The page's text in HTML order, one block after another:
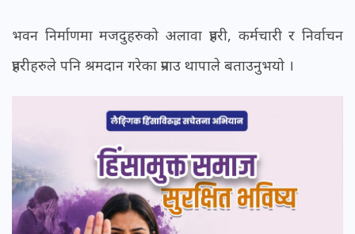
भवन निर्माणमा मजदुहरुको अलावा प्रहरी, कर्मचारी र निर्वाचन
प्रहरीहरुले पनि श्रमदान गरेका प्रनाउ थापाले बताउनुभयो ।